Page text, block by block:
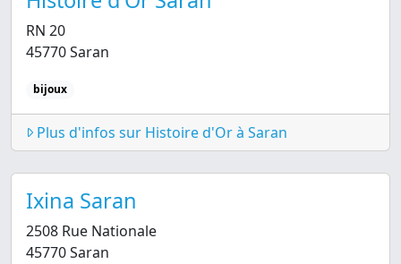
RN 20
45770 Saran
bijoux
Plus d'infos sur Histoire d'Or à Saran
Ixina Saran
2508 Rue Nationale
45770 Saran